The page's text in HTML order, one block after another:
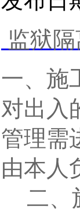
监狱隔
一、施
对出入
管理需
由本人
二、